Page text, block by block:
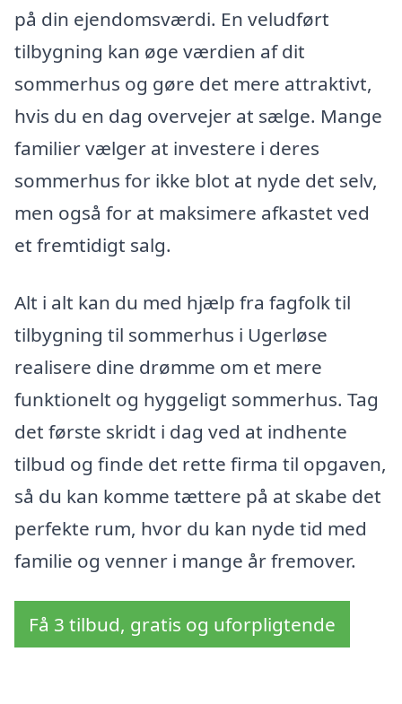
på din ejendomsværdi. En veludført
tilbygning kan øge værdien af dit
sommerhus og gøre det mere attraktivt,
hvis du en dag overvejer at sælge. Mange
familier vælger at investere i deres
sommerhus for ikke blot at nyde det selv,
men også for at maksimere afkastet ved
et fremtidigt salg.
Alt i alt kan du med hjælp fra fagfolk til
tilbygning til sommerhus i Ugerløse
realisere dine drømme om et mere
funktionelt og hyggeligt sommerhus. Tag
det første skridt i dag ved at indhente
tilbud og finde det rette firma til opgaven,
så du kan komme tættere på at skabe det
perfekte rum, hvor du kan nyde tid med
familie og venner i mange år fremover.
Få 3 tilbud, gratis og uforpligtende